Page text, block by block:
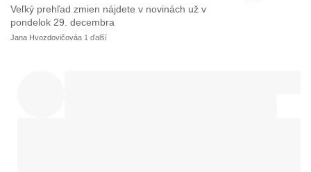
Veľký prehľad zmien nájdete v novinách už v
pondelok 29. decembra
Jana Hvozdovičováa 1 ďalší